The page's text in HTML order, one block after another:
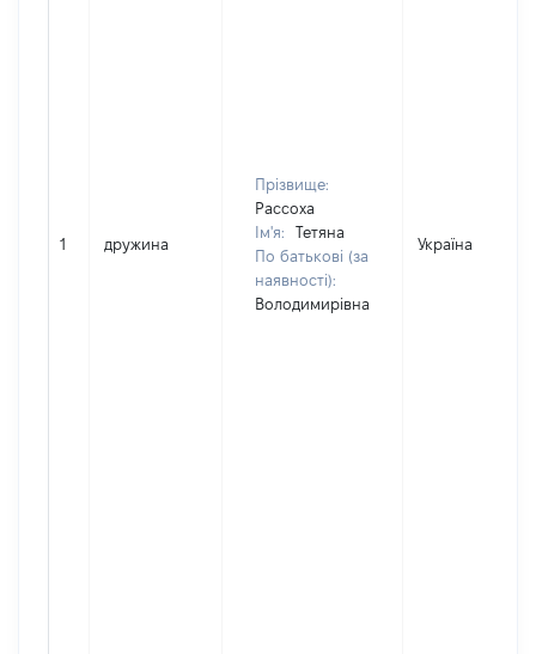
1 дружина
Прізвище:
Рассоха
Ім'я:
Тетяна
По батькові (за
наявності):
Володимирівна
Україна